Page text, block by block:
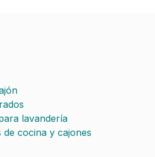
lavandería
de cocina y cajones